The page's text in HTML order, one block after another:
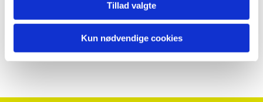
Tillad valgte
Kun nødvendige cookies